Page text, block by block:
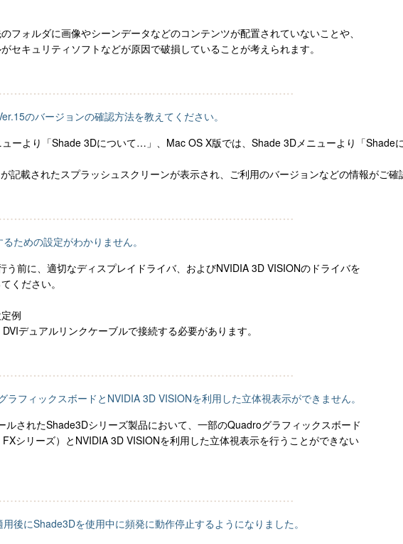
フォルダに画像やシーンデータなどのコンテンツが配置されていないことや、
セキュリティソフトなどが原因で破損していることが考えられます。
のバージョンの確認方法を教えてください。
ーより「Shade 3Dについて…」、Mac OS X版では、Shade 3Dメニューより「Shade
記載されたスプラッシュスクリーンが表示され、ご利用のバージョンなどの情報がご確
ための設定がわかりません。
う前に、適切なディスプレイドライバ、およびNVIDIA 3D VISIONのドライバを
ください。
例
デュアルリンクケーブルで接続する必要があります。
フィックスボードとNVIDIA 3D VISIONを利用した立体視表示ができません。
ルされたShade3Dシリーズ製品において、一部のQuadroグラフィックスボード
FXシリーズ）とNVIDIA 3D VISIONを利用した立体視表示を行うことができない
後にShade3Dを使用中に頻発に動作停止するようになりました。